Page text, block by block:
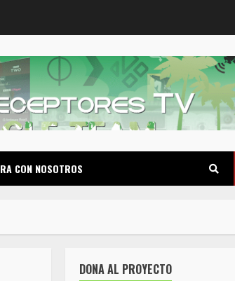
CON NOSOTROS
DONA AL PROYECTO